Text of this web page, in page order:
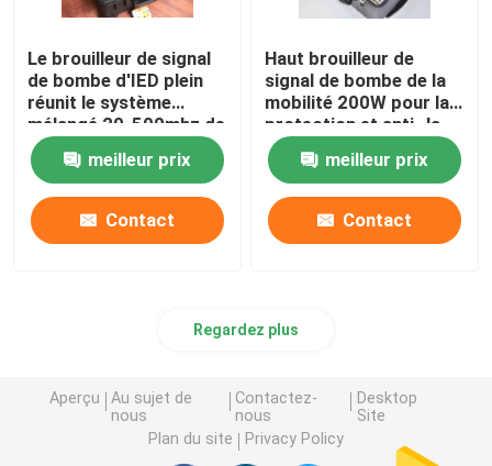
Le brouilleur de signal
de bombe d'IED plein
réunit le système
mélangé 20-500mhz de
brouillage à bruit de
Digital meilleur prix
Contact
Haut brouilleur de
signal de bombe de la
mobilité 200W pour la
protection et anti- la
terreur de VIP
meilleur prix
Contact
Regardez plus
Aperçu
Au sujet de
nous
Contactez-
nous
Desktop
Site
Plan du site
Privacy Policy